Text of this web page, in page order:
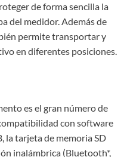
de forma sencilla la
del medidor. Además de
permite transportar y
en diferentes posiciones.
es el gran número de
con software
la tarjeta de memoria SD
inalámbrica (Bluetooth*,